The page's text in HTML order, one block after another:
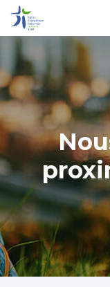
Panneau de